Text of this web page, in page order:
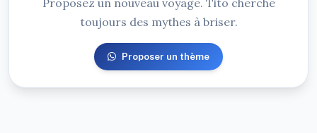
Proposez un nouveau voyage. Tito cherche
toujours des mythes à briser.
Proposer un thème